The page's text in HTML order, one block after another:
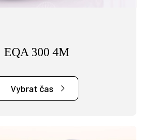
EQA 300 4M
Vybrat čas